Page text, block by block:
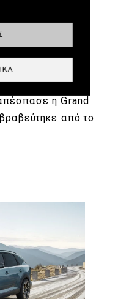
από το
η Grand
από το